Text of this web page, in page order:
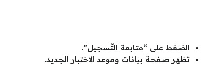
الضغط على “متابعة التّسجيل”.
تظهر صفحة بيانات وموعد الاختبار الجديد.